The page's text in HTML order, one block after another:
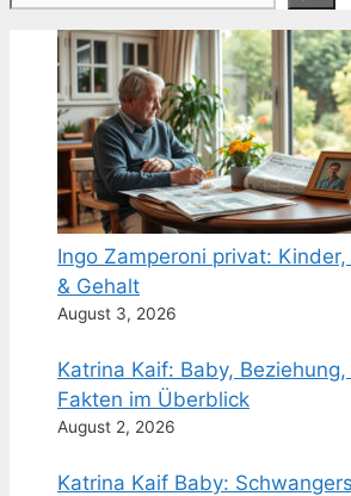
Ingo Zamperoni privat:
& Gehalt
August 3, 2026
Katrina Kaif: Baby,
Fakten im Überblick
August 2, 2026
Katrina Kaif Baby: